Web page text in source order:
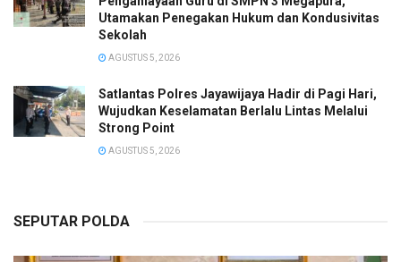
Utamakan Penegakan Hukum dan Kondusivitas
Sekolah
AGUSTUS 5, 2026
Satlantas Polres Jayawijaya Hadir di Pagi Hari,
Wujudkan Keselamatan Berlalu Lintas Melalui
Strong Point
AGUSTUS 5, 2026
SEPUTAR POLDA